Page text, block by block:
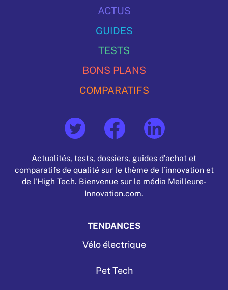
ACTUS
GUIDES
TESTS
BONS PLANS
COMPARATIFS
Actualités, tests, dossiers, guides d’achat et
comparatifs de qualité sur le thème de l’innovation et
de l'High Tech. Bienvenue sur le média Meilleure-
Innovation.com.
TENDANCES
Vélo électrique
Pet Tech